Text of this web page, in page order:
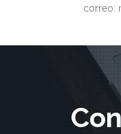
correo: